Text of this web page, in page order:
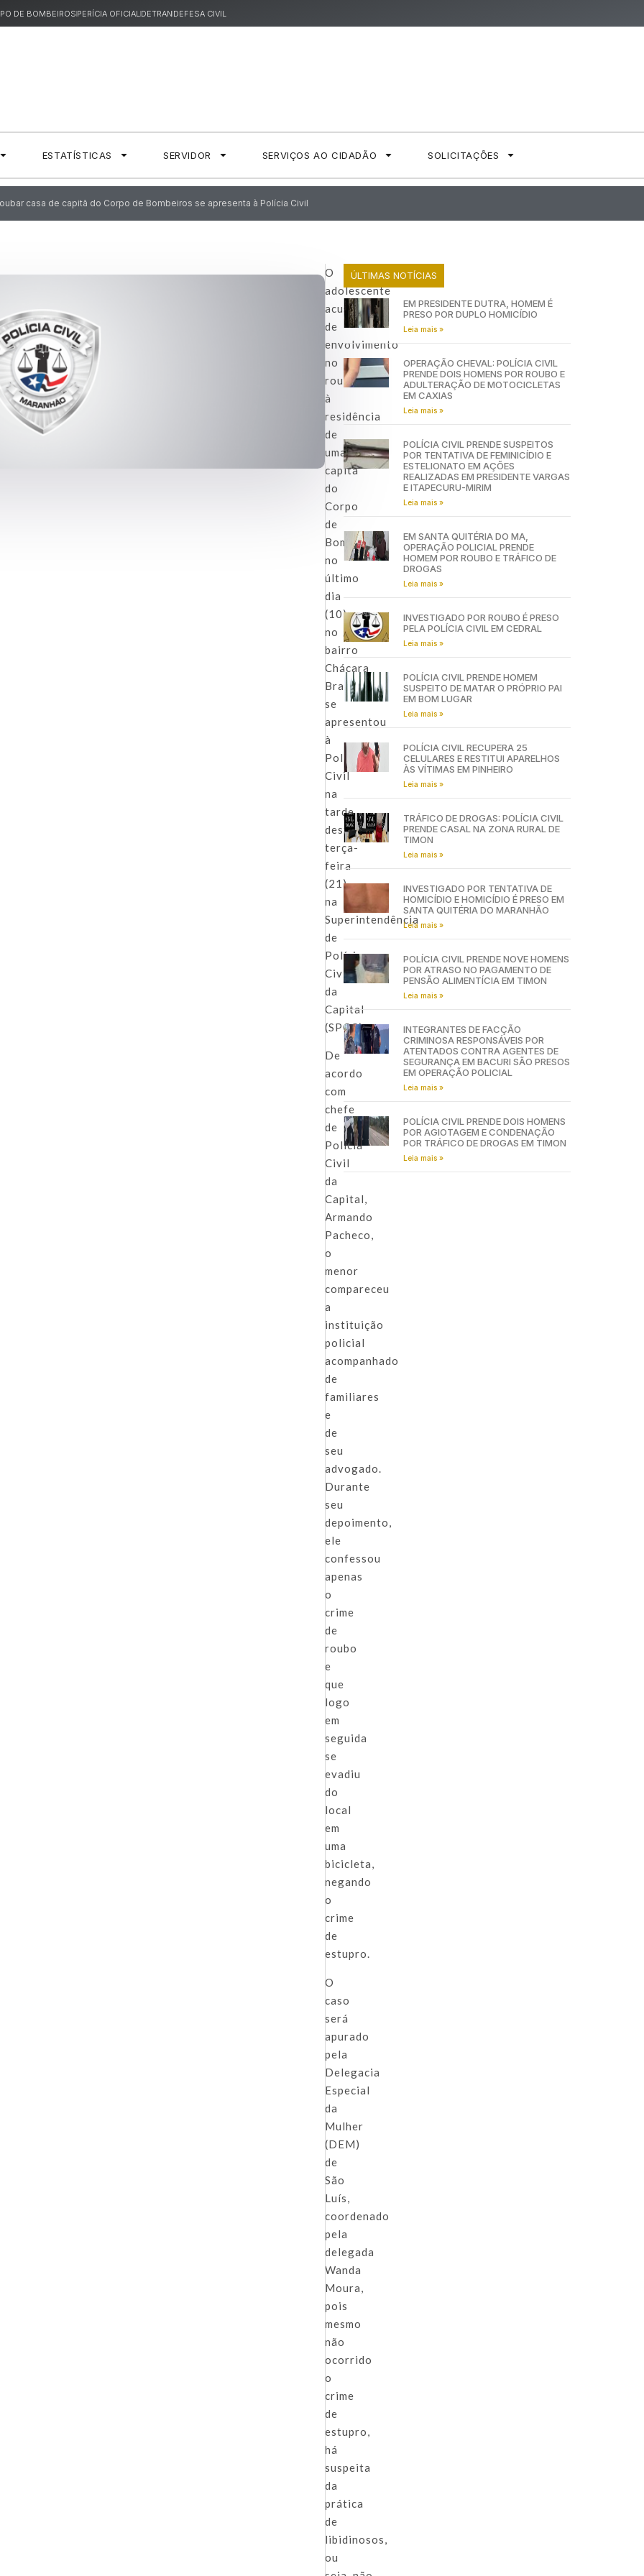
DE BOMBEIROSPERÍCIA OFICIALDETRANDEFESA CIVIL
ESTATÍSTICAS SERVIDOR SERVIÇOS AO CIDADÃO SOLICITAÇÕES
casa de capitã do Corpo de Bombeiros se apresenta à Polícia Civil
O
adolescente
acusado
de
envolvimento
no
roubo
à
residência
de
uma
capitã
do
Corpo
de
Bombeiros
no
último
dia
(10),
no
bairro
Chácara
Brasil,
se
apresentou
à
Polícia
Civil
na
tarde
desta
terça-
feira
(21),
na
Superintendência
de
Polícia
Civil
da
Capital
(SPCC).
De
acordo
com
chefe
de
Polícia
Civil
da
Capital,
Armando
Pacheco,
o
menor
compareceu
a
instituição
policial
acompanhado
de
familiares
e
de
seu
advogado.
Durante
seu
depoimento,
ele
confessou
apenas
o
crime
de
roubo
e
que
logo
em
seguida
se
evadiu
do
local
em
uma
bicicleta,
negando
o
crime
de
estupro.
O
caso
será
apurado
pela
Delegacia
Especial
da
Mulher
(DEM)
de
São
Luís,
coordenado
pela
delegada
Wanda
Moura,
pois
mesmo
não
ocorrido
o
crime
de
estupro,
há
suspeita
da
prática
de
libidinosos,
ou
ÚLTIMAS NOTÍCIAS
EM PRESIDENTE DUTRA, HOMEM É
PRESO POR DUPLO HOMICÍDIO
Leia mais »
OPERAÇÃO CHEVAL: POLÍCIA CIVIL
PRENDE DOIS HOMENS POR ROUBO E
ADULTERAÇÃO DE MOTOCICLETAS
EM CAXIAS
Leia mais »
POLÍCIA CIVIL PRENDE SUSPEITOS
POR TENTATIVA DE FEMINICÍDIO E
ESTELIONATO EM AÇÕES
REALIZADAS EM PRESIDENTE VARGAS
E ITAPECURU-MIRIM
Leia mais »
EM SANTA QUITÉRIA DO MA,
OPERAÇÃO POLICIAL PRENDE
HOMEM POR ROUBO E TRÁFICO DE
DROGAS
Leia mais »
INVESTIGADO POR ROUBO É PRESO
PELA POLÍCIA CIVIL EM CEDRAL
Leia mais »
POLÍCIA CIVIL PRENDE HOMEM
SUSPEITO DE MATAR O PRÓPRIO PAI
EM BOM LUGAR
Leia mais »
POLÍCIA CIVIL RECUPERA 25
CELULARES E RESTITUI APARELHOS
ÀS VÍTIMAS EM PINHEIRO
Leia mais »
TRÁFICO DE DROGAS: POLÍCIA CIVIL
PRENDE CASAL NA ZONA RURAL DE
TIMON
Leia mais »
INVESTIGADO POR TENTATIVA DE
HOMICÍDIO E HOMICÍDIO É PRESO EM
SANTA QUITÉRIA DO MARANHÃO
Leia mais »
POLÍCIA CIVIL PRENDE NOVE HOMENS
POR ATRASO NO PAGAMENTO DE
PENSÃO ALIMENTÍCIA EM TIMON
Leia mais »
INTEGRANTES DE FACÇÃO
CRIMINOSA RESPONSÁVEIS POR
ATENTADOS CONTRA AGENTES DE
SEGURANÇA EM BACURI SÃO PRESOS
EM OPERAÇÃO POLICIAL
Leia mais »
POLÍCIA CIVIL PRENDE DOIS HOMENS
POR AGIOTAGEM E CONDENAÇÃO
POR TRÁFICO DE DROGAS EM TIMON
Leia mais »